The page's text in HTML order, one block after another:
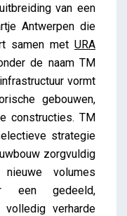
van een
Antwerpen die
samen met URA
de naam TM
vormt
gebouwen,
constructies. TM
strategie
zorgvuldig
volumes
een gedeeld,
volledig verharde